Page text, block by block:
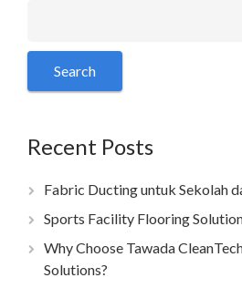
Recent Posts
Fabric Ducting untuk Sekolah
Sports Facility Flooring
Why Choose Tawada
Solutions?